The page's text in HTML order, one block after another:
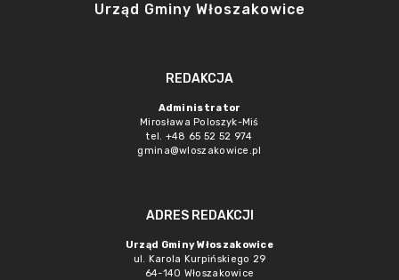
Urząd Gminy Włoszakowice
REDAKCJA
Administrator
Mirosława Poloszyk-Miś
tel. +48 65 52 52 974
gmina@wloszakowice.pl
ADRES REDAKCJI
Urząd Gminy Włoszakowice
ul. Karola Kurpińskiego 29
64-140 Włoszakowice